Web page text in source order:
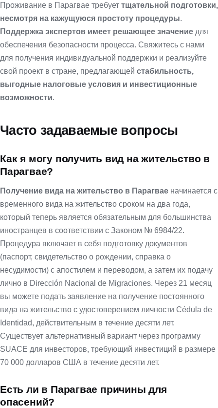
Проживание в Парагвае требует тщательной подготовки,
несмотря на кажущуюся простоту процедуры.
Поддержка экспертов имеет решающее значение для
обеспечения безопасности процесса. Свяжитесь с нами
для получения индивидуальной поддержки и реализуйте
свой проект в стране, предлагающей стабильность,
выгодные налоговые условия и инвестиционные
возможности.
Часто задаваемые вопросы
Как я могу получить вид на жительство в
Парагвае?
Получение вида на жительство в Парагвае начинается с
временного вида на жительство сроком на два года,
который теперь является обязательным для большинства
иностранцев в соответствии с Законом № 6984/22.
Процедура включает в себя подготовку документов
(паспорт, свидетельство о рождении, справка о
несудимости) с апостилем и переводом, а затем их подачу
лично в Dirección Nacional de Migraciones. Через 21 месяц
вы можете подать заявление на получение постоянного
вида на жительство с удостоверением личности Cédula de
Identidad, действительным в течение десяти лет.
Существует альтернативный вариант через программу
SUACE для инвесторов, требующий инвестиций в размере
70 000 долларов США в течение десяти лет.
Есть ли в Парагвае причины для
опасений?